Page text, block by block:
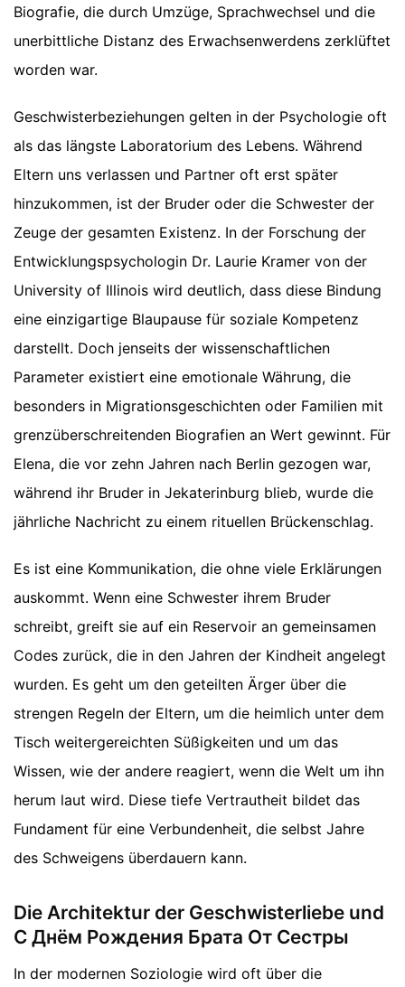
Biografie, die durch Umzüge, Sprachwechsel und die
unerbittliche Distanz des Erwachsenwerdens zerklüftet
worden war.
Geschwisterbeziehungen gelten in der Psychologie oft
als das längste Laboratorium des Lebens. Während
Eltern uns verlassen und Partner oft erst später
hinzukommen, ist der Bruder oder die Schwester der
Zeuge der gesamten Existenz. In der Forschung der
Entwicklungspsychologin Dr. Laurie Kramer von der
University of Illinois wird deutlich, dass diese Bindung
eine einzigartige Blaupause für soziale Kompetenz
darstellt. Doch jenseits der wissenschaftlichen
Parameter existiert eine emotionale Währung, die
besonders in Migrationsgeschichten oder Familien mit
grenzüberschreitenden Biografien an Wert gewinnt. Für
Elena, die vor zehn Jahren nach Berlin gezogen war,
während ihr Bruder in Jekaterinburg blieb, wurde die
jährliche Nachricht zu einem rituellen Brückenschlag.
Es ist eine Kommunikation, die ohne viele Erklärungen
auskommt. Wenn eine Schwester ihrem Bruder
schreibt, greift sie auf ein Reservoir an gemeinsamen
Codes zurück, die in den Jahren der Kindheit angelegt
wurden. Es geht um den geteilten Ärger über die
strengen Regeln der Eltern, um die heimlich unter dem
Tisch weitergereichten Süßigkeiten und um das
Wissen, wie der andere reagiert, wenn die Welt um ihn
herum laut wird. Diese tiefe Vertrautheit bildet das
Fundament für eine Verbundenheit, die selbst Jahre
des Schweigens überdauern kann.
Die Architektur der Geschwisterliebe und
С Днём Рождения Брата От Сестры
In der modernen Soziologie wird oft über die